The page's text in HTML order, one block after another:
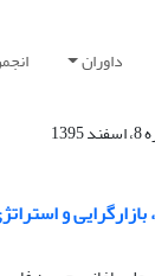
داوران
و